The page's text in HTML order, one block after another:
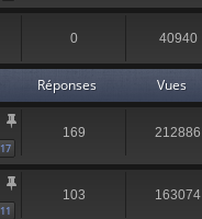
0 40940
Réponses Vues
17
169 212886
11
103 163074